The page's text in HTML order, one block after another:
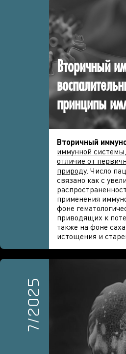
Вторичный
принципы
Вторичный
иммунной
отличие от
природу. Число
связано как с
применения
фоне
приводящих к
также на фоне
истощения и
7/2025